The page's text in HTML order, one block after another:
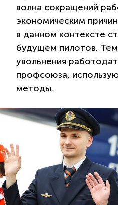
волна сокращений
экономическим
в данном контексте
будущем пилотов.
увольнения
профсоюза,
методы.